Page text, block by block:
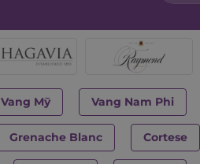
Vang Mỹ Vang Nam Phi
Grenache Blanc Cortese